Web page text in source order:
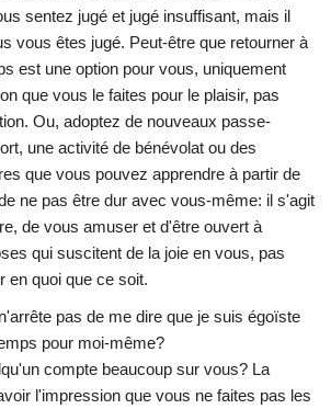
sentez jugé et jugé insuffisant, mais il
vous êtes jugé. Peut-être que retourner à
est une option pour vous, uniquement
que vous le faites pour le plaisir, pas
Ou, adoptez de nouveaux passe-
une activité de bénévolat ou des
que vous pouvez apprendre à partir de
ne pas être dur avec vous-même: il s'agit
de vous amuser et d'être ouvert à
qui suscitent de la joie en vous, pas
en quoi que ce soit.
pas de me dire que je suis égoïste
pour moi-même?
compte beaucoup sur vous? La
l'impression que vous ne faites pas les